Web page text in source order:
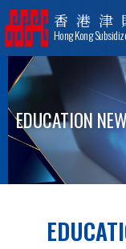
香港津
Hong Kong
EDUCATION